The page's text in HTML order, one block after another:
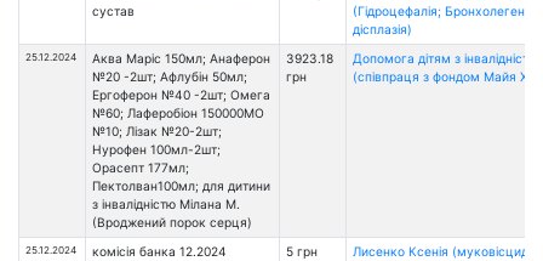
сустав
(Гідроцефалія;
дісплазія)
25.12.2024
Аква Маріс 150мл; Анаферон
№20 -2шт; Афлубін 50мл;
Ергоферон №40 -2шт; Омега
№60; Лаферобіон 150000МО
№10; Лізак №20-2шт;
Нурофен 100мл-2шт;
Орасепт 177мл;
Пектолван100мл; для дитини
з інвалідністю Мілана М.
(Вроджений порок серця)
3923.18
грн
Допомога дітям з інвалідністю
(співпраця з фондом Майя
25.12.2024 комісія банка 12.2024 5 грн Лисенко Ксенія